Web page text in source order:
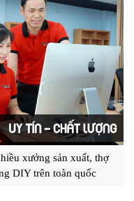
xưởng sản xuất, thợ
DIY trên toàn quốc